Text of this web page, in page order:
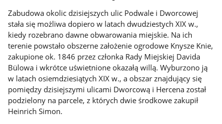
Zabudowa okolic dzisiejszych ulic Podwale i Dworcowej
stała się możliwa dopiero w latach dwudziestych XIX w.,
kiedy rozebrano dawne obwarowania miejskie. Na ich
terenie powstało obszerne założenie ogrodowe Knysze Knie,
zakupione ok. 1846 przez członka Rady Miejskiej Davida
Bülowa i wkrótce uświetnione okazałą willą. Wyburzono ją
w latach osiemdziesiątych XIX w., a obszar znajdujący się
pomiędzy dzisiejszymi ulicami Dworcową i Hercena został
podzielony na parcele, z których dwie środkowe zakupił
Heinrich Simon.